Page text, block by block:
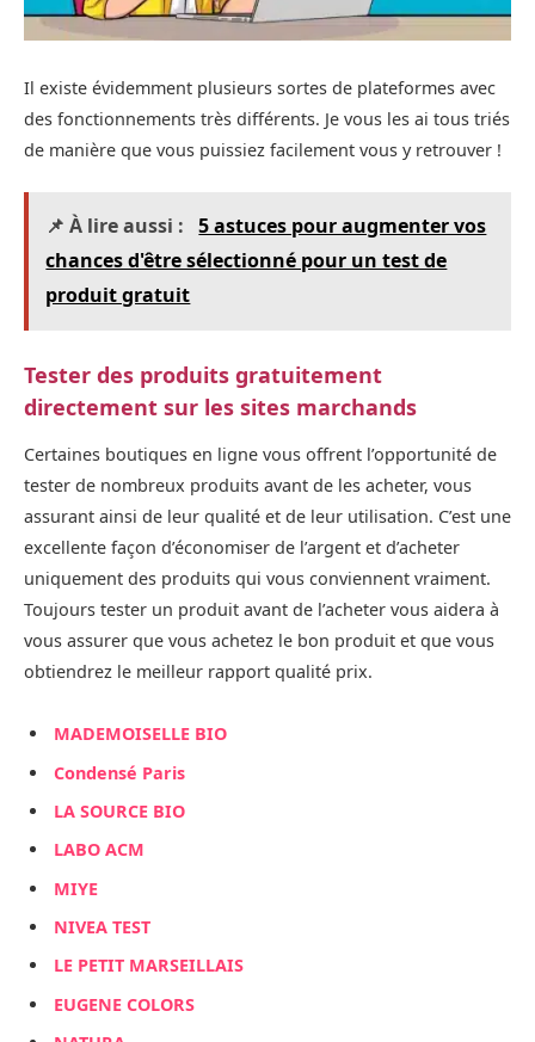
Il existe évidemment plusieurs sortes de plateformes avec
des fonctionnements très différents. Je vous les ai tous triés
de manière que vous puissiez facilement vous y retrouver !
📌 À lire aussi :
5 astuces pour augmenter vos
chances d'être sélectionné pour un test de
produit gratuit
Tester des produits gratuitement
directement sur les sites marchands
Certaines boutiques en ligne vous offrent l’opportunité de
tester de nombreux produits avant de les acheter, vous
assurant ainsi de leur qualité et de leur utilisation. C’est une
excellente façon d’économiser de l’argent et d’acheter
uniquement des produits qui vous conviennent vraiment.
Toujours tester un produit avant de l’acheter vous aidera à
vous assurer que vous achetez le bon produit et que vous
obtiendrez le meilleur rapport qualité prix.
MADEMOISELLE BIO
Condensé Paris
LA SOURCE BIO
LABO ACM
MIYE
NIVEA TEST
LE PETIT MARSEILLAIS
EUGENE COLORS